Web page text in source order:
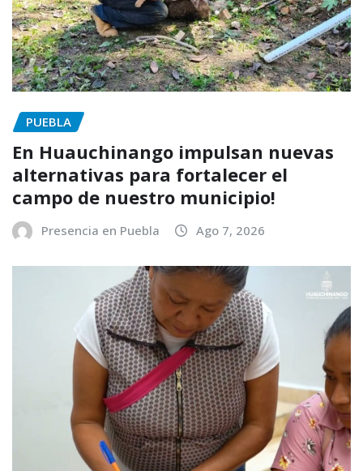
PUEBLA
En Huauchinango impulsan nuevas
alternativas para fortalecer el
campo de nuestro municipio!
Presencia en Puebla Ago 7, 2026